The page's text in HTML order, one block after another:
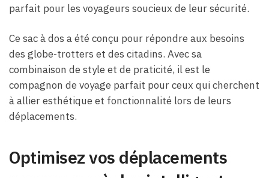
parfait pour les voyageurs soucieux de leur sécurité.
Ce sac à dos a été conçu pour répondre aux besoins
des globe-trotters et des citadins. Avec sa
combinaison de style et de praticité, il est le
compagnon de voyage parfait pour ceux qui cherchent
à allier esthétique et fonctionnalité lors de leurs
déplacements.
Optimisez vos déplacements